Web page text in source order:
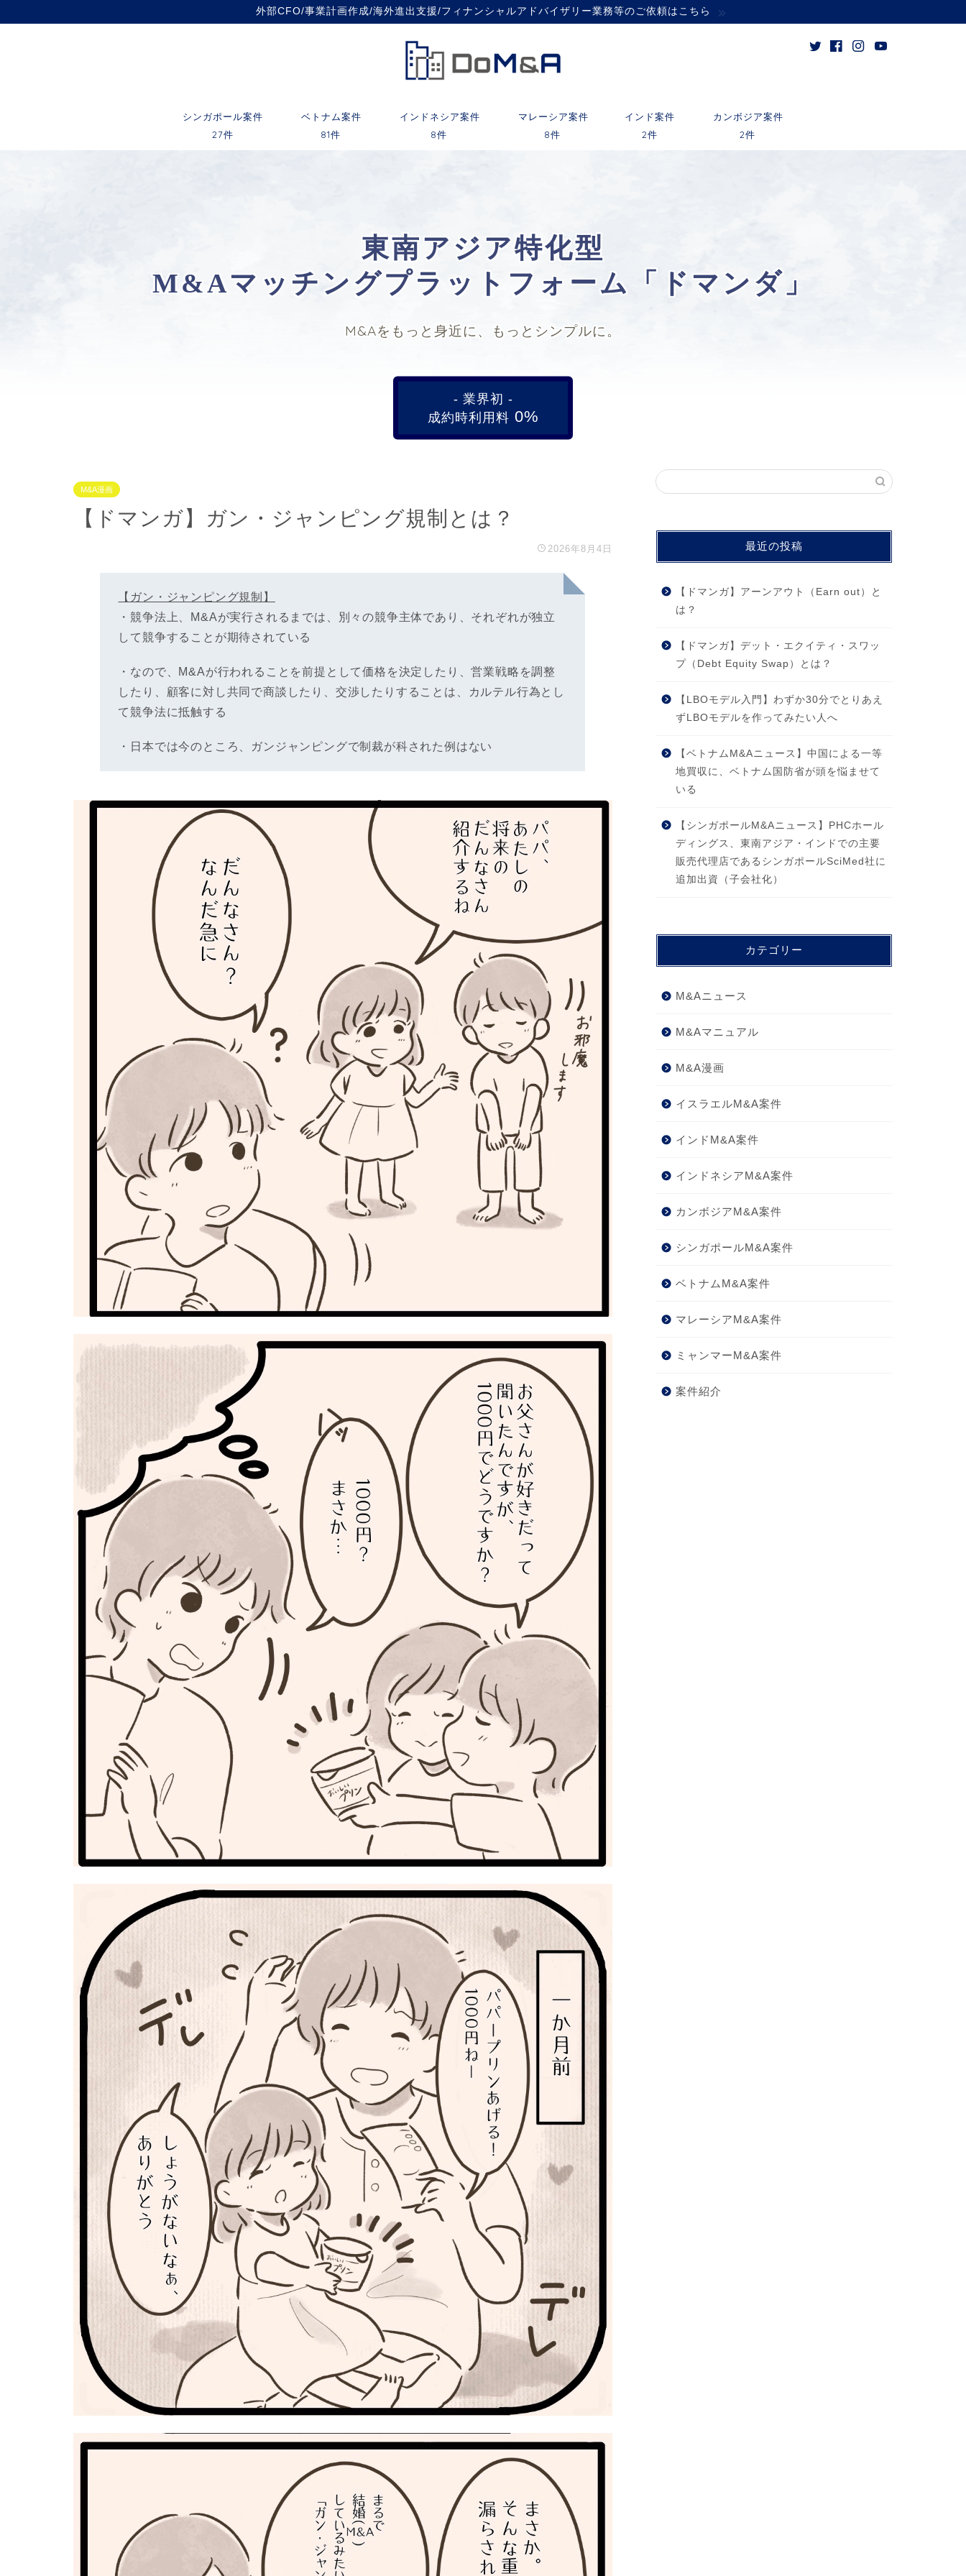
外部CFO/事業計画作成/海外進出支援/フィナンシャルアドバイザリー業務等のご依頼はこちら
シンガポール案件
27件
ベトナム案件
81件
インドネシア案件
8件
マレーシア案件
8件
インド案件
2件
カンボジア案件
2件
東南アジア特化型
M&Aマッチングプラットフォーム「ドマンダ」
M&Aをもっと身近に、もっとシンプルに。
- 業界初 -
成約時利用料 0%
M&A漫画
【ドマンガ】ガン・ジャンピング規制とは？
2026年8月4日
【ガン・ジャンピング規制】
・競争法上、M&Aが実行されるまでは、別々の競争主体であり、それぞれが独立
して競争することが期待されている
・なので、M&Aが行われることを前提として価格を決定したり、営業戦略を調整
したり、顧客に対し共同で商談したり、交渉したりすることは、カルテル行為とし
て競争法に抵触する
・日本では今のところ、ガンジャンピングで制裁が科された例はない
最近の投稿
【ドマンガ】アーンアウト（Earn out）と
は？
【ドマンガ】デット・エクイティ・スワッ
プ（Debt Equity Swap）とは？
【LBOモデル入門】わずか30分でとりあえ
ずLBOモデルを作ってみたい人へ
【ベトナムM&Aニュース】中国による一等
地買収に、ベトナム国防省が頭を悩ませて
いる
【シンガポールM&Aニュース】PHCホール
ディングス、東南アジア・インドでの主要
販売代理店であるシンガポールSciMed社に
追加出資（子会社化）
カテゴリー
M&Aニュース
M&Aマニュアル
M&A漫画
イスラエルM&A案件
インドM&A案件
インドネシアM&A案件
カンボジアM&A案件
シンガポールM&A案件
ベトナムM&A案件
マレーシアM&A案件
ミャンマーM&A案件
案件紹介